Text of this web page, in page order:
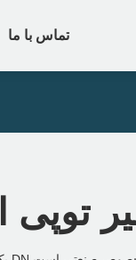
تماس با ما